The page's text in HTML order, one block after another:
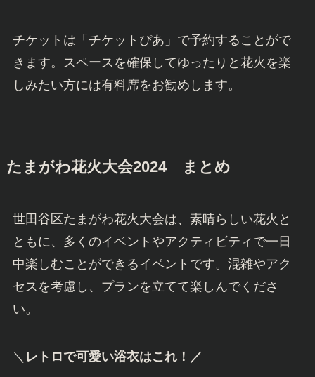
チケットは「チケットぴあ」で予約することがで
きます。スペースを確保してゆったりと花火を楽
しみたい方には有料席をお勧めします。
たまがわ花火大会2024 まとめ
世田谷区たまがわ花火大会は、素晴らしい花火と
ともに、多くのイベントやアクティビティで一日
中楽しむことができるイベントです。混雑やアク
セスを考慮し、プランを立てて楽しんでくださ
い。
＼ レトロで可愛い浴衣はこれ！／